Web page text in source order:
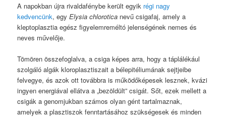
A napokban újra rivaldafénybe került egyik régi nagy
kedvencünk, egyElysia chlorotica nevű csigafaj, amely a
kleptoplasztia egész figyelemreméltó jelenségének nemes és
neves művelője.
Tömören összefoglalva, a csiga képes arra, hogy a táplálékául
szolgáló algák kloroplasztiszait a bélepitéliumának sejtjeibe
felvegye, és azok ott továbbra is működőképesek lesznek, kvázi
ingyen energiával ellátva a „bezöldült” csigát. Sőt, ezek mellett a
csigák a genomjukban számos olyan gént tartalmaznak,
amelyek a plasztiszok fenntartásához szükségesek és minden